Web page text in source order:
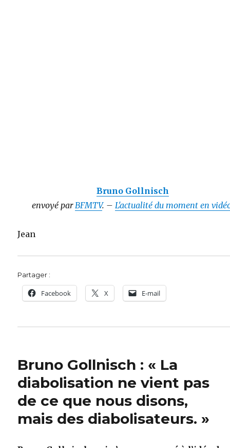
Bruno Gollnisch
envoyé parBFMTV. –L'actualité du moment en
Jean
Partager :
Facebook X E-mail
Bruno Gollnisch : « La
diabolisation ne vient pas
de ce que nous disons,
mais des diabolisateurs. »